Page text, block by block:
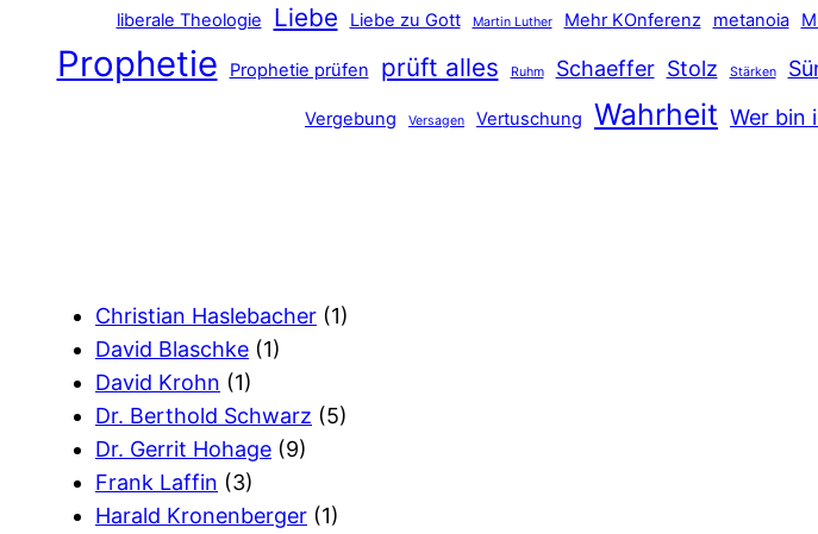
liberale Theologie Liebe Liebe zu Gott Martin Luther Mehr KOnferenz metanoia
Prophetie Prophetie prüfen prüft alles Ruhm Schaeffer Stolz Stärken
Vergebung Versagen Vertuschung Wahrheit Wer bin
Christian Haslebacher (1)
David Blaschke (1)
David Krohn (1)
Dr. Berthold Schwarz (5)
Dr. Gerrit Hohage (9)
Frank Laffin (3)
Harald Kronenberger (1)